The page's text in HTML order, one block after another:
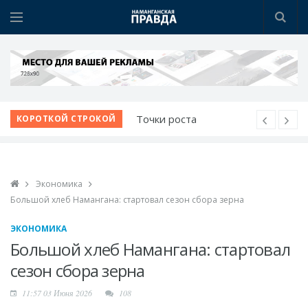
КОРОТКОЙ СТРОКОЙ
Новая жизнь махаллей:
возможностями
школьники - среди
лучших в мире по ИИ
Победа при полных
Экономика
Большой хлеб Намангана: стартовал сезон сбора зерна
ЭКОНОМИКА
Большой хлеб Намангана: стартовал
сезон сбора зерна
11:57 03 Июня 2026 108